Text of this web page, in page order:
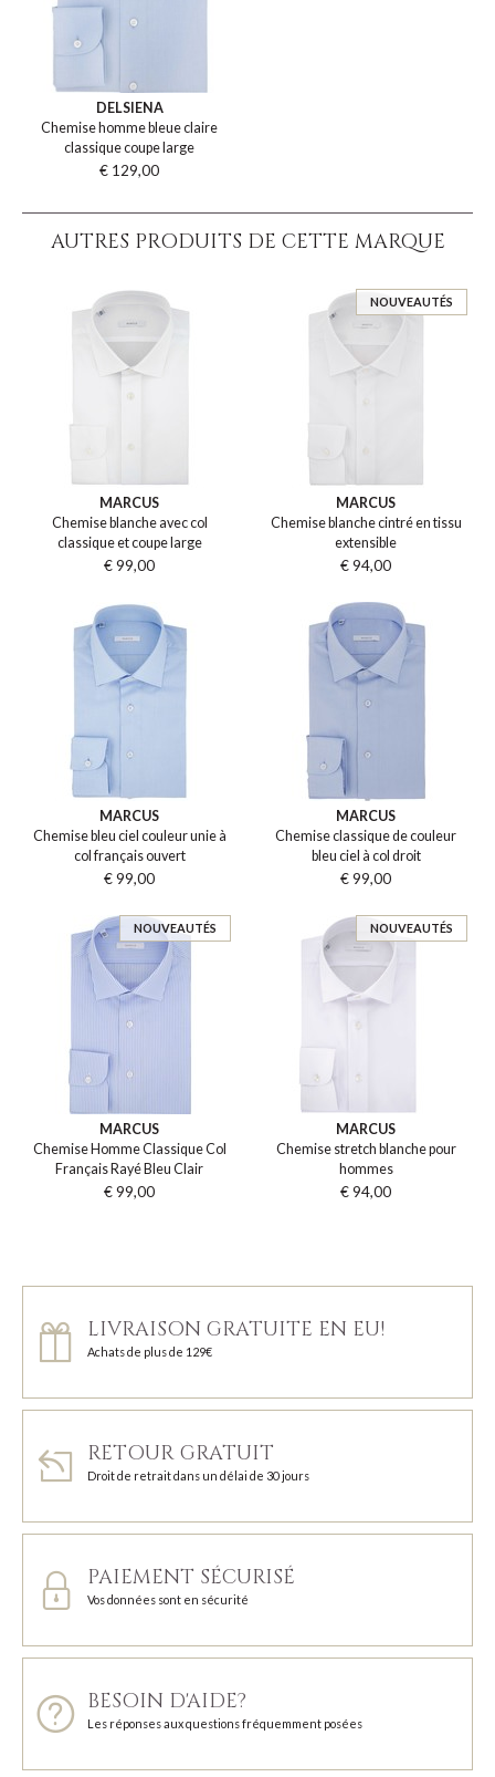
DELSIENA
Chemise homme bleue claire
classique coupe large
€ 129,00
AUTRES PRODUITS DE CETTE MARQUE
MARCUS
Chemise blanche avec col
classique et coupe large
€ 99,00
NOUVEAUTÉS
MARCUS
Chemise blanche cintré en tissu
extensible
€ 94,00
MARCUS
Chemise bleu ciel couleur unie à
col français ouvert
€ 99,00
MARCUS
Chemise classique de couleur
bleu ciel à col droit
€ 99,00
NOUVEAUTÉS
MARCUS
Chemise Homme Classique Col
Français Rayé Bleu Clair
€ 99,00
NOUVEAUTÉS
MARCUS
Chemise stretch blanche pour
hommes
€ 94,00
LIVRAISON GRATUITE EN EU!
Achats de plus de 129€
RETOUR GRATUIT
Droit de retrait dans un délai de 30 jours
PAIEMENT SÉCURISÉ
Vos données sont en sécurité
BESOIN D'AIDE?
Les réponses aux questions fréquemment posées